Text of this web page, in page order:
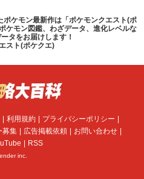
ケモン最新作は「ポケモンクエスト(ポ
ケモン図鑑、わざデータ、進化レベルな
タをお届けします！
スト(ポケクエ)
利用規約
プライバシーポリシー
募集 広告掲載依頼
お問い合わせ
RSS
inc.